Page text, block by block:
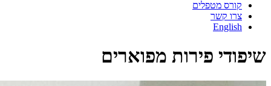
קורס מטפלים
צרו קשר
English
שיפודי פירות מפוארים